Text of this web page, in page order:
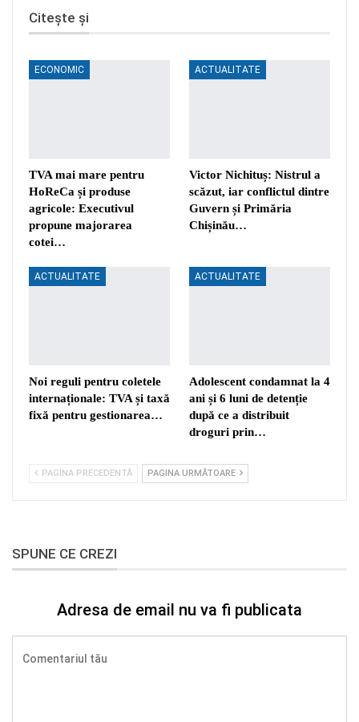
Citește și
ECONOMIC
TVA mai mare pentru
HoReCa și produse
agricole: Executivul
propune majorarea
cotei…
ACTUALITATE
Victor Nichituș: Nistrul a
scăzut, iar conflictul dintre
Guvern și Primăria
Chișinău…
ACTUALITATE
Noi reguli pentru coletele
internaționale: TVA și taxă
fixă pentru gestionarea…
ACTUALITATE
Adolescent condamnat la 4
ani și 6 luni de detenție
după ce a distribuit
droguri prin…
PAGINA PRECEDENTĂ PAGINA URMĂTOARE
SPUNE CE CREZI
Adresa de email nu va fi publicata